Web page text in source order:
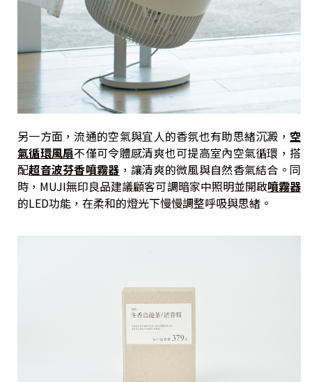
另一方面，流通的空氣與宜人的香氛也有助思緒沉澱， 空
氣循環風扇不僅可令體感清爽也可提高室內空氣循環，搭
配超音波芬香噴霧器 ，讓清爽的微風與自然香氣結合。同
時，MUJI無印良品建議顧客可調暗家中照明並開啟噴霧器
的LED功能，在柔和的燈光下慢慢調整呼吸與思緒。